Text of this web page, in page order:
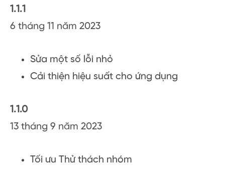
1.1.1
6 tháng 11 năm 2023
Sửa một số lỗi nhỏ
Cải thiện hiệu suất cho ứng dụng
1.1.0
13 tháng 9 năm 2023
Tối ưu Thử thách nhóm